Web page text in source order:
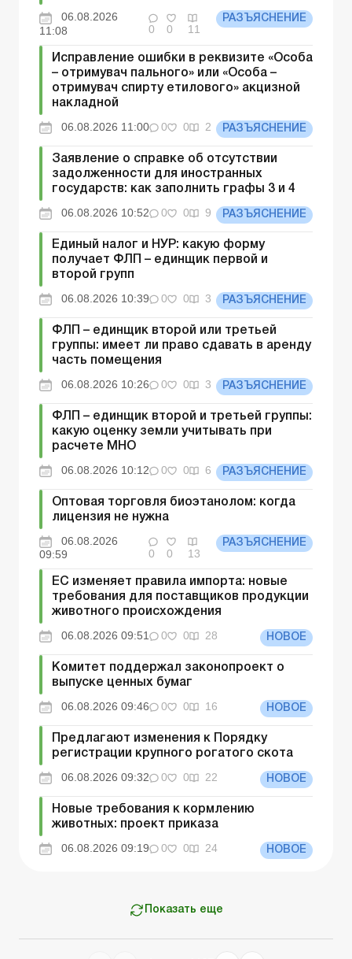
06.08.2026
11:08
0 0 11
РАЗЪЯСНЕНИЕ
Исправление ошибки в реквизите «Особа
– отримувач пального» или «Особа –
отримувач спирту етилового» акцизной
накладной
06.08.2026 11:00 0 0 2 РАЗЪЯСНЕНИЕ
Заявление о справке об отсутствии
задолженности для иностранных
государств: как заполнить графы 3 и 4
06.08.2026 10:52 0 0 9 РАЗЪЯСНЕНИЕ
Единый налог и НУР: какую форму
получает ФЛП – единщик первой и
второй групп
06.08.2026 10:39 0 0 3 РАЗЪЯСНЕНИЕ
ФЛП – единщик второй или третьей
группы: имеет ли право сдавать в аренду
часть помещения
06.08.2026 10:26 0 0 3 РАЗЪЯСНЕНИЕ
ФЛП – единщик второй и третьей группы:
какую оценку земли учитывать при
расчете МНО
06.08.2026 10:12 0 0 6 РАЗЪЯСНЕНИЕ
Оптовая торговля биоэтанолом: когда
лицензия не нужна
06.08.2026
09:59
0 0 13
РАЗЪЯСНЕНИЕ
ЕС изменяет правила импорта: новые
требования для поставщиков продукции
животного происхождения
06.08.2026 09:51 0 0 28 НОВОЕ
Комитет поддержал законопроект о
выпуске ценных бумаг
06.08.2026 09:46 0 0 16 НОВОЕ
Предлагают изменения к Порядку
регистрации крупного рогатого скота
06.08.2026 09:32 0 0 22 НОВОЕ
Новые требования к кормлению
животных: проект приказа
06.08.2026 09:19 0 0 24 НОВОЕ
Показать еще